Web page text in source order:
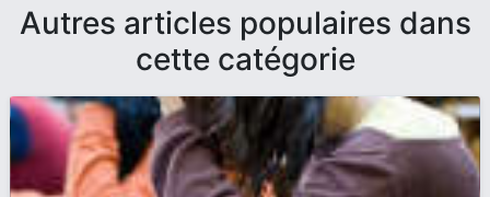
Autres articles populaires dans
cette catégorie